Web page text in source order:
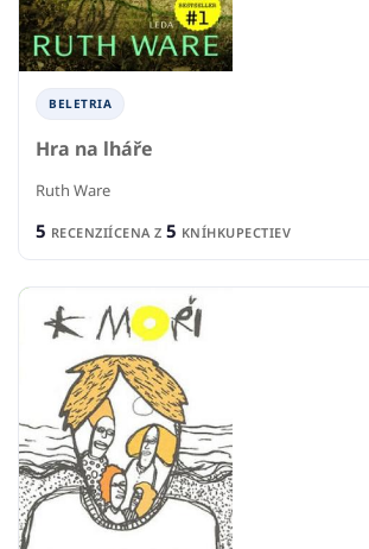
BELETRIA
Hra na lháře
Ruth Ware
5 RECENZIÍCENA Z 5 KNÍHKUPECTIEV